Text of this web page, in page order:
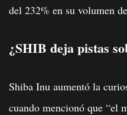
del 232% en su volumen
¿SHIB deja pistas
Shiba Inu aumentó la
cuando mencionó que “el